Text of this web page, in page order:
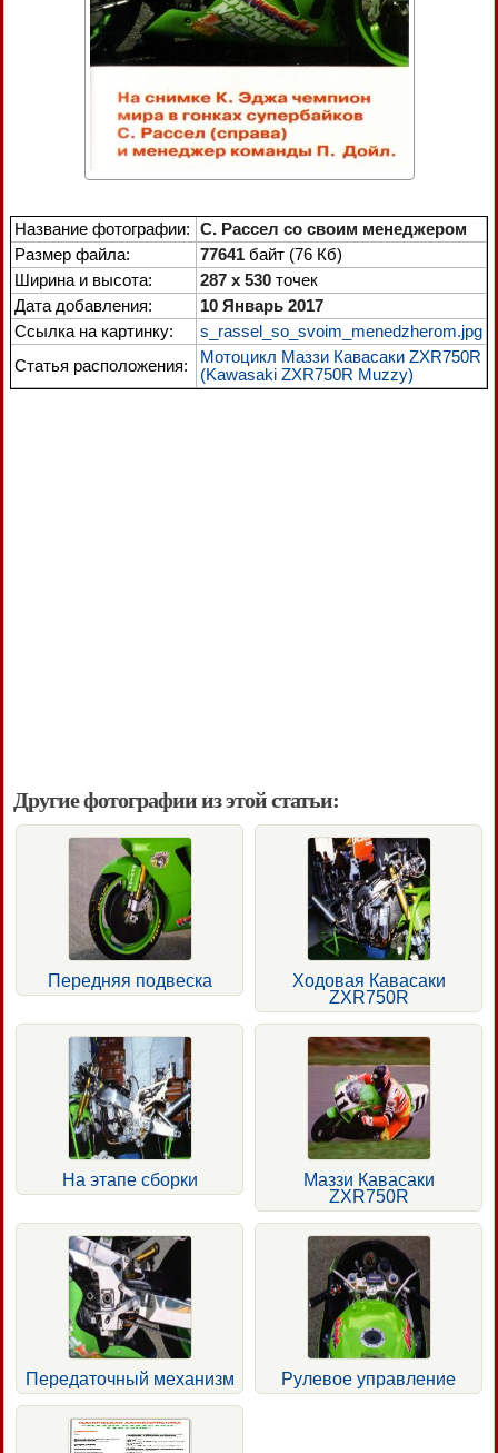
Название фотографии: С. Рассел со своим менеджером
Размер файла:
77641 байт (76 Кб)
Ширина и высота:
287 x 530 точек
Дата добавления:
10 Январь 2017
Ссылка на картинку:
s_rassel_so_svoim_menedzherom.jpg
Статья расположения:
Мотоцикл Маззи Кавасаки ZXR750R
(Kawasaki ZXR750R Muzzy)
Другие фотографии из этой статьи:
Передняя подвеска
Ходовая Кавасаки
ZXR750R
На этапе сборки
Маззи Кавасаки
ZXR750R
Передаточный механизм Рулевое управление